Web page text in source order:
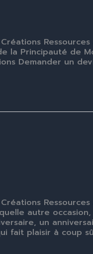
la Principauté de
Demander un
autre
un
fait plaisir à coup